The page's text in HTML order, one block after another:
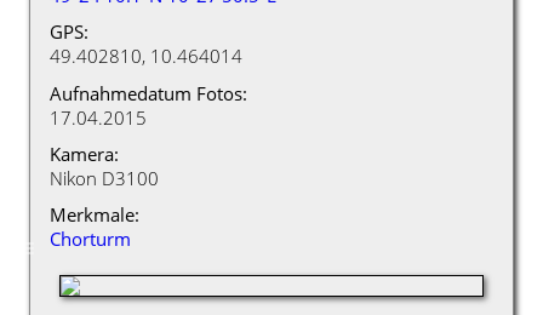
GPS:
49.402810, 10.464014
Aufnahmedatum Fotos:
17.04.2015
Kamera:
Nikon D3100
Merkmale:
Chorturm